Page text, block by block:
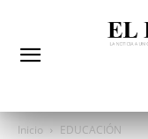
Inicio EDUCACIÓN